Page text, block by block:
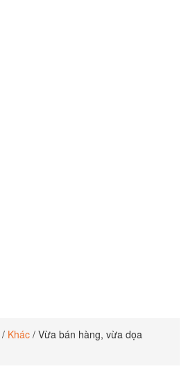
/ Khác / Vừa bán hàng, vừa dọa